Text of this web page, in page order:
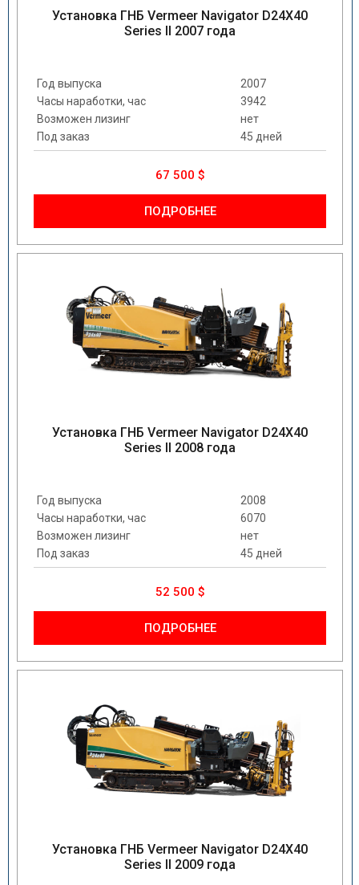
Установка ГНБ Vermeer Navigator D24X40
Series II 2007 года
Год выпуска
2007
Часы наработки, час
3942
Возможен лизинг
нет
Под заказ
45 дней
67 500 $
ПОДРОБНЕЕ
Установка ГНБ Vermeer Navigator D24X40
Series II 2008 года
Год выпуска
2008
Часы наработки, час
6070
Возможен лизинг
нет
Под заказ
45 дней
52 500 $
ПОДРОБНЕЕ
Установка ГНБ Vermeer Navigator D24X40
Series II 2009 года